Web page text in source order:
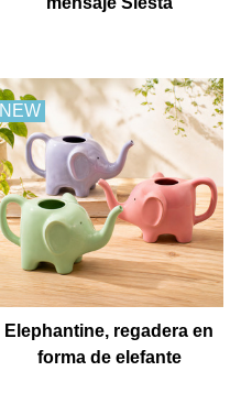
NEW
Elephantine, regadera en
forma de elefante